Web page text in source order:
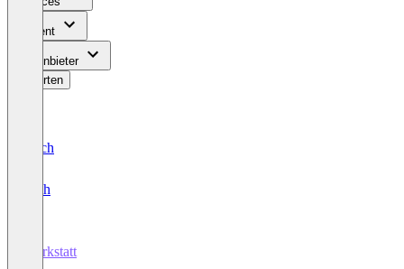
Content
Für Anbieter
Bewerten
Deutsch
English
Werkstatt